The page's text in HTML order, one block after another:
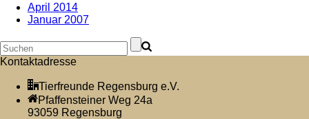
April 2014
Januar 2007
Kontaktadresse
Tierfreunde Regensburg e.V.
Pfaffensteiner Weg 24a
93059 Regensburg